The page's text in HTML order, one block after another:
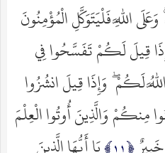
اللَّهِ فَلْيَتَوَكَّلِ الْمُؤْمِنُونَ
إِذَا قِيلَ لَكُمْ تَفَسَّحُوا فِي
لَكُمْ ۖ وَإِذَا قِيلَ انشُزُوا
مِنكُمْ وَالَّذِينَ أُوتُوا الْعِلْمَ
يَا أَيُّهَا الَّذِينَ